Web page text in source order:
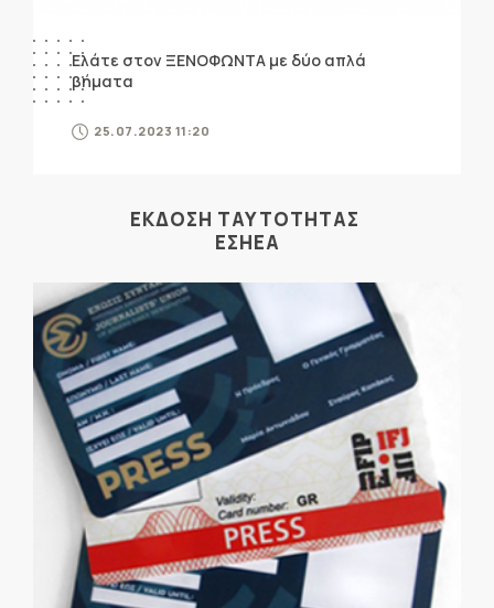
Ελάτε στον ΞΕΝΟΦΩΝΤΑ με δύο απλά
βήματα
25.07.2023 11:20
ΕΚΔΟΣΗ ΤΑΥΤΟΤΗΤΑΣ
ΕΣΗΕΑ